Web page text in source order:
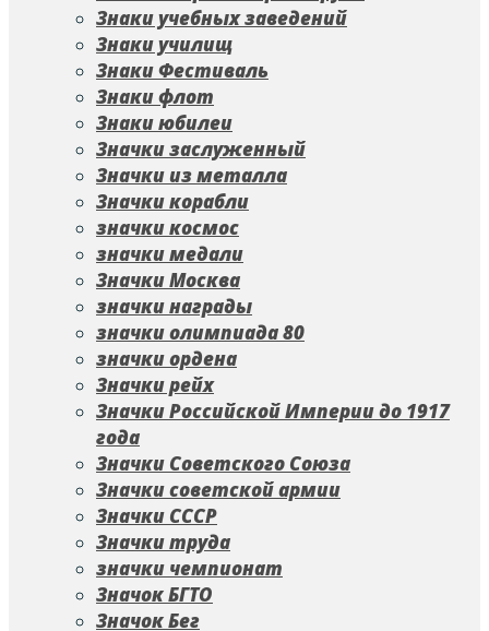
Знаки учебных заведений
Знаки училищ
Знаки Фестиваль
Знаки флот
Знаки юбилеи
Значки заслуженный
Значки из металла
Значки корабли
значки космос
значки медали
Значки Москва
значки награды
значки олимпиада 80
значки ордена
Значки рейх
Значки Российской Империи до 1917
года
Значки Советского Союза
Значки советской армии
Значки СССР
Значки труда
значки чемпионат
Значок БГТО
Значок Бег